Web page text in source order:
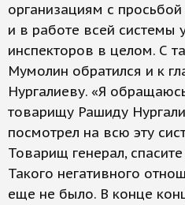
организациям с
и в работе всей системы
инспекторов в целом. С
Мумолин обратился и к
Нургалиеву. «Я
товарищу Рашиду
посмотрел на всю эту
Товарищ генерал,
Такого негативного
еще не было. В конце